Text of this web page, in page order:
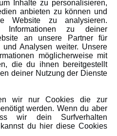
Zubehör
von Amewi
Inhalte zu personalisieren,
anbieten zu können und
Website zu analysieren.
zu deiner
an unsere Partner für
Analysen weiter. Unsere
möglicherweise mit
die du ihnen bereitgestellt
deiner Nutzung der Dienste
wir nur Cookies die zur
werden. Wenn du aber
wir dein Surfverhalten
du hier diese Cookies